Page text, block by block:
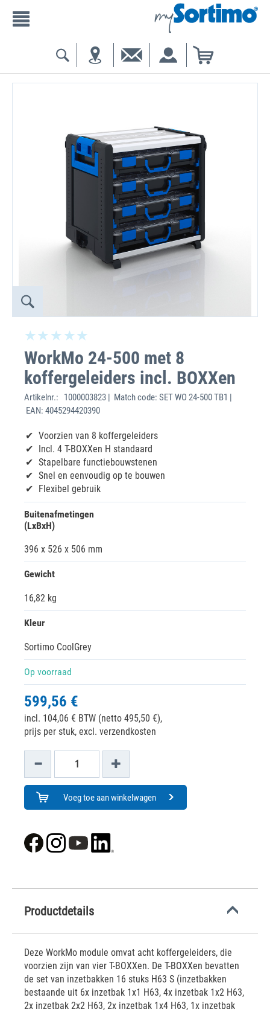
WorkMo 24-500 met 8
koffergeleiders incl. BOXXen
Artikelnr.:
1000003823 | Match code: SET WO 24-500 TB1 |
EAN: 4045294420390
Voorzien van 8 koffergeleiders
Incl. 4 T-BOXXen H standaard
Stapelbare functiebouwstenen
Snel en eenvoudig op te bouwen
Flexibel gebruik
Buitenafmetingen
(LxBxH)
396 x 526 x 506 mm
Gewicht
16,82 kg
Kleur
Sortimo CoolGrey
Op voorraad
599,56 €
incl. 104,06 € BTW (netto 495,50 €),
prijs per stuk, excl. verzendkosten
Voeg toe aan winkelwagen
Productdetails
Deze WorkMo module omvat acht koffergeleiders, die
voorzien zijn van vier T-BOXXen. De T-BOXXen bevatten
de set van inzetbakken 16 stuks H63 S (inzetbakken
bestaande uit 6x inzetbak 1x1 H63, 4x inzetbak 1x2 H63,
2x inzetbak 2x2 H63, 2x inzetbak 1x4 H63, 1x inzetbak